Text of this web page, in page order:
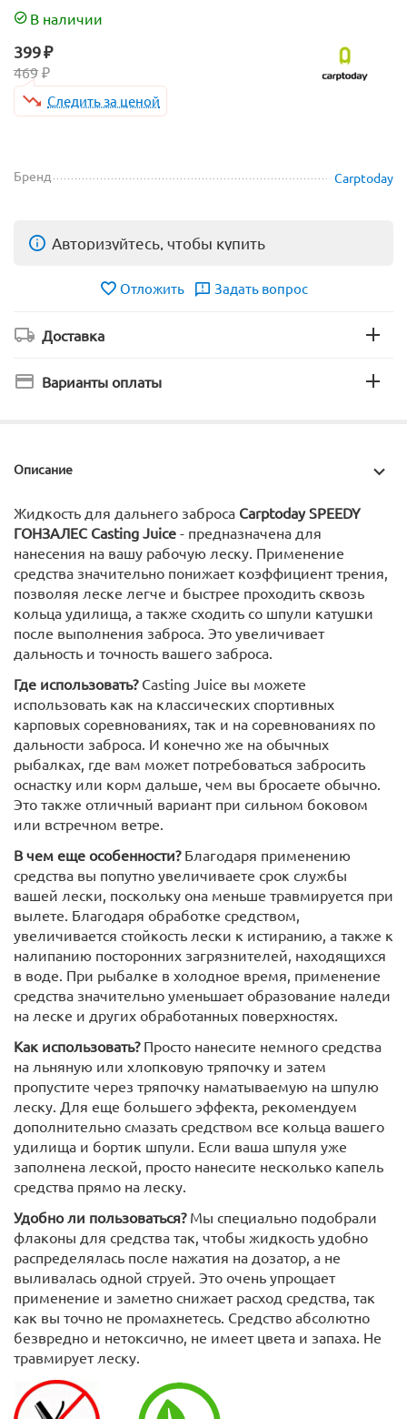
В наличии
399₽
469 ₽
Следить за ценой
Бренд Carptoday
Авторизуйтесь, чтобы купить
Отложить Задать вопрос
Доставка
Варианты оплаты
Описание
Жидкость для дальнего заброса Carptoday SPEEDY
ГОНЗАЛЕС Casting Juice - предназначена для
нанесения на вашу рабочую леску. Применение
средства значительно понижает коэффициент трения,
позволяя леске легче и быстрее проходить сквозь
кольца удилища, а также сходить со шпули катушки
после выполнения заброса. Это увеличивает
дальность и точность вашего заброса.
Где использовать?Casting Juice вы можете
использовать как на классических спортивных
карповых соревнованиях, так и на соревнованиях по
дальности заброса. И конечно же на обычных
рыбалках, где вам может потребоваться забросить
оснастку или корм дальше, чем вы бросаете обычно.
Это также отличный вариант при сильном боковом
или встречном ветре.
В чем еще особенности?Благодаря применению
средства вы попутно увеличиваете срок службы
вашей лески, поскольку она меньше травмируется при
вылете. Благодаря обработке средством,
увеличивается стойкость лески к истиранию, а также к
налипанию посторонних загрязнителей, находящихся
в воде. При рыбалке в холодное время, применение
средства значительно уменьшает образование наледи
на леске и других обработанных поверхностях.
Как использовать?Просто нанесите немного средства
на льняную или хлопковую тряпочку и затем
пропустите через тряпочку наматываемую на шпулю
леску. Для еще большего эффекта, рекомендуем
дополнительно смазать средством все кольца вашего
удилища и бортик шпули. Если ваша шпуля уже
заполнена леской, просто нанесите несколько капель
средства прямо на леску.
Удобно ли пользоваться?Мы специально подобрали
флаконы для средства так, чтобы жидкость удобно
распределялась после нажатия на дозатор, а не
выливалась одной струей. Это очень упрощает
применение и заметно снижает расход средства, так
как вы точно не промахнетесь. Средство абсолютно
безвредно и нетоксично, не имеет цвета и запаха. Не
травмирует леску.